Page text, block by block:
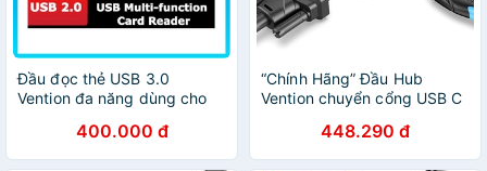
Đầu đọc thẻ USB 3.0
Vention đa năng dùng cho
CCJH0, CCHH0 - Ben
Computer
400.000 đ
“Chính Hãng” Đầu Hub
Vention chuyển cổng USB C
1080P tương thích MacBook
Pro iPad Pro 2018 Dell
448.290 đ